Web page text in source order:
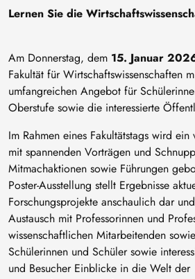
Lernen Sie die
Am Donnerstag, dem 15. Januar
Fakultät für Wirtschaftswissenschaften
umfangreichen Angebot für
Oberstufe sowie die interessierte
Im Rahmen eines Fakultätstags wird
mit spannenden Vorträgen und
Mitmachaktionen sowie Führungen
Poster-Ausstellung stellt Ergebnisse
Forschungsprojekte anschaulich dar
Austausch mit Professorinnen und
wissenschaftlichen Mitarbeitenden
Schülerinnen und Schüler sowie
und Besucher Einblicke in die Welt der